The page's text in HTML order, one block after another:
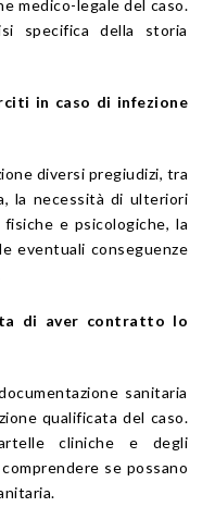
medico-legale del caso.
specifica della storia
in caso di infezione
diversi pregiudizi, tra
la necessità di ulteriori
e psicologiche, la
eventuali conseguenze
di aver contratto lo
sanitaria
qualificata del caso.
cliniche e degli
se possano